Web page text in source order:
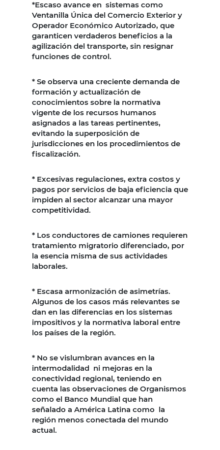
*Escaso avance en sistemas como
Ventanilla Única del Comercio Exterior y
Operador Económico Autorizado, que
garanticen verdaderos beneficios a la
agilización del transporte, sin resignar
funciones de control.
* Se observa una creciente demanda de
formación y actualización de
conocimientos sobre la normativa
vigente de los recursos humanos
asignados a las tareas pertinentes,
evitando la superposición de
jurisdicciones en los procedimientos de
fiscalización.
* Excesivas regulaciones, extra costos y
pagos por servicios de baja eficiencia que
impiden al sector alcanzar una mayor
competitividad.
* Los conductores de camiones requieren
tratamiento migratorio diferenciado, por
la esencia misma de sus actividades
laborales.
* Escasa armonización de asimetrías.
Algunos de los casos más relevantes se
dan en las diferencias en los sistemas
impositivos y la normativa laboral entre
los países de la región.
* No se vislumbran avances en la
intermodalidad ni mejoras en la
conectividad regional, teniendo en
cuenta las observaciones de Organismos
como el Banco Mundial que han
señalado a América Latina como la
región menos conectada del mundo
actual.